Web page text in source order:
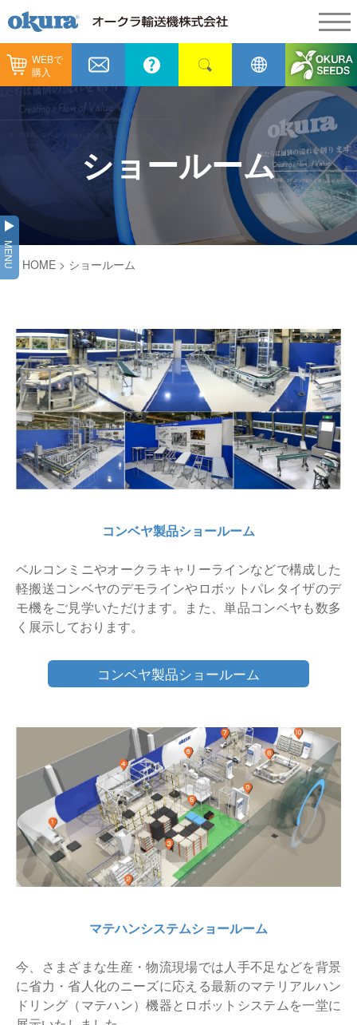
WEBで
購入
製品情報
製品情報
コンベヤ機器
コンベヤ機器を探す
コンベヤ機器の技術情報
GTPシステム
仕分けシステム
ピッキングシステム
保管システム
バーチカル装置（垂直搬送機）
周辺機器
納入事例
納入事例
物流
通販
食品
メンテナンス
会社情報
企業理念
会社概要
事業所一覧
オークラグループ
オークラの取組み
採用情報
オークラミュージアム
新着情報
生産終了品
物流用語集
プライバシーポリシー
サイトポリシー
ショールーム
MENU HOME > ショールーム
コンベヤ製品ショールーム
ベルコンミニやオークラキャリーラインなどで構成した
軽搬送コンベヤのデモラインやロボットパレタイザのデ
モ機をご見学いただけます。また、単品コンベヤも数多
く展示しております。
コンベヤ製品ショールーム
マテハンシステムショールーム
今、さまざまな生産・物流現場では人手不足などを背景
に省力・省人化のニーズに応える最新のマテリアルハン
ドリング（マテハン）機器とロボットシステムを一堂に